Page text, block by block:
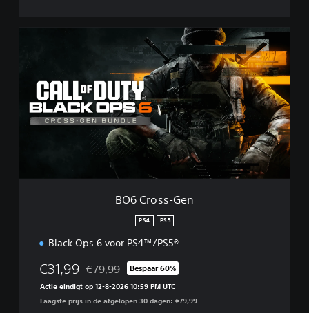
n
BO6 Cross-Gen
PS4 PS5
Black Ops 6 voor PS4™/PS5®
€31,99 Korting ten opzichte van de oorspronkelijke prijs
€79,99 Bespaar 60%
Actie eindigt op 12-8-2026 10:59 PM UTC
Laagste prijs in de afgelopen 30 dagen: €79,99